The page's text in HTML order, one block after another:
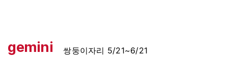
gemini
쌍둥이자리 5/21~6/21